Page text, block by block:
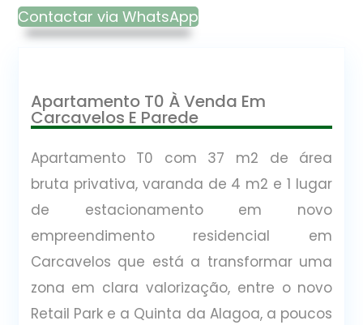
Contactar via WhatsApp
Apartamento T0 À Venda Em
Carcavelos E Parede
Apartamento T0 com 37 m2 de área
bruta privativa, varanda de 4 m2 e 1 lugar
de estacionamento em novo
empreendimento residencial em
Carcavelos que está a transformar uma
zona em clara valorização, entre o novo
Retail Park e a Quinta da Alagoa, a poucos